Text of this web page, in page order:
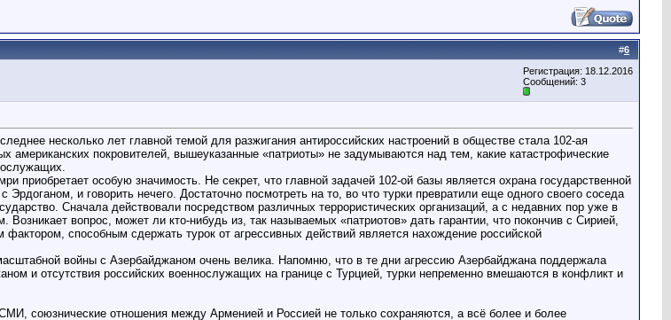
#6
Регистрация: 18.12.2016
Сообщений: 3
несколько лет главной темой для разжигания антироссийских настроений в обществе стала 102-ая
американских покровителей, вышеуказанные «патриоты» не задумываются над тем, какие катастрофические
приобретает особую значимость. Не секрет, что главной задачей 102-ой базы является охрана государственной
и говорить нечего. Достаточно посмотреть на то, во что турки превратили еще одного своего соседа
Сначала действовали посредством различных террористических организаций, а с недавних пор уже в
вопрос, может ли кто-нибудь из, так называемых «патриотов» дать гарантии, что покончив с Сирией,
способным сдержать турок от агрессивных действий является нахождение российской
войны с Азербайджаном очень велика. Напомню, что в те дни агрессию Азербайджана поддержала
и отсутствия российских военнослужащих на границе с Турцией, турки непременно вмешаются в конфликт и
союзнические отношения между Арменией и Россией не только сохраняются, а всё более и более